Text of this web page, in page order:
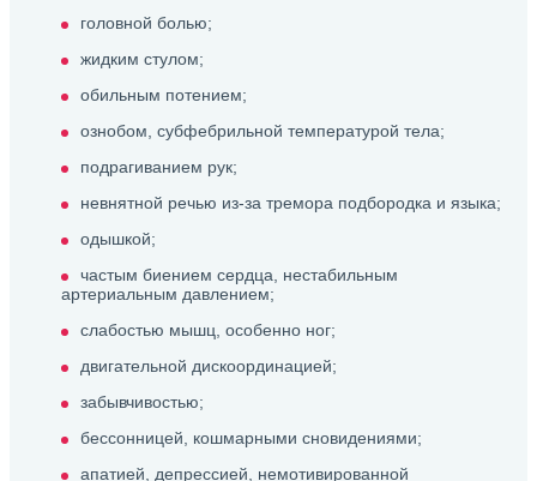
головной болью;
жидким стулом;
обильным потением;
ознобом, субфебрильной температурой тела;
подрагиванием рук;
невнятной речью из-за тремора подбородка и языка;
одышкой;
частым биением сердца, нестабильным
артериальным давлением;
слабостью мышц, особенно ног;
двигательной дискоординацией;
забывчивостью;
бессонницей, кошмарными сновидениями;
апатией, депрессией, немотивированной